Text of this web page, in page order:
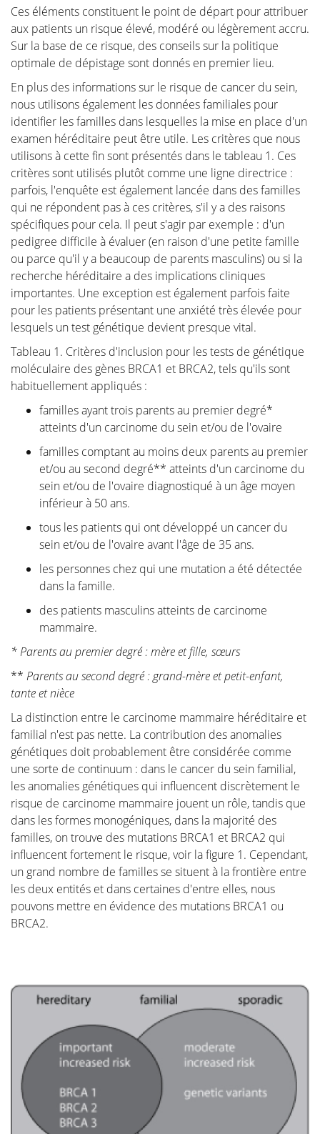
Anatomie et Physiologie
Tumeurs et maladies
Thérapie
Dans le traitement du cancer du sein, le choix de la
reconstruction doit être envisagé dès le départ. Il n'y
a pas de but plus fondamental pour notre Fondation
que de sensibiliser les patients et les chirurgiens
oncologiques à cette question. En prenant une
décision éclairée à l'avance, nous ne compromettons
pas la possibilité d'une reconstruction ultérieure sans
pour autant perdre de vue l'aspect oncologique. Bien
sûr, la survie prime et la décision du chirurgien
oncologue prévaudra toujours.
La page "Comment choisir" contient toutes les
informations que vous pouvez attendre lors d'une
première consultation avant de faire enlever la
tumeur. Cette page est très complète et votre
chirurgien plasticien ne fournira que les informations
pertinentes pour votre situation personnelle.
"L’ablation chirurgicale de la tumeur" raconte
l'histoire de l'opération elle-même. Il s'agit de
de la tumeur reste la priorité. Nous vous guidons à
travers les différentes méthodes d'exérèse. Cette
décision est souvent prise pour vous par une équipe
multidisciplinaire composée d'oncologues, de
radiologues, de pathologistes, de radiothérapeutes,
d'infirmières spécialisées en oncologie, de
gynécologues, de chirurgiens oncologiques et de
chirurgiens plasticiens.
Dans la section "Introduction à la reconstruction
mammaire", vous trouverez toutes les informations et
illustrations des différentes méthodes de
reconstruction avec les étapes correspondantes.
L'ablation chirurgicale de la tumeur
Comment choisir
Chirurgie additionnelle après la
reconstruction mammaire
Les Aspects Pratiques
Ces éléments constituent le point de départ pour attribuer
aux patients un risque élevé, modéré ou légèrement accru.
Sur la base de ce risque, des conseils sur la politique
optimale de dépistage sont donnés en premier lieu.
En plus des informations sur le risque de cancer du sein,
nous utilisons également les données familiales pour
identifier les familles dans lesquelles la mise en place d'un
examen héréditaire peut être utile. Les critères que nous
utilisons à cette fin sont présentés dans le tableau 1. Ces
critères sont utilisés plutôt comme une ligne directrice :
parfois, l'enquête est également lancée dans des familles
qui ne répondent pas à ces critères, s'il y a des raisons
spécifiques pour cela. Il peut s'agir par exemple : d'un
pedigree difficile à évaluer (en raison d'une petite famille
ou parce qu'il y a beaucoup de parents masculins) ou si la
recherche héréditaire a des implications cliniques
importantes. Une exception est également parfois faite
pour les patients présentant une anxiété très élevée pour
lesquels un test génétique devient presque vital.
Tableau 1. Critères d'inclusion pour les tests de génétique
moléculaire des gènes BRCA1 et BRCA2, tels qu'ils sont
habituellement appliqués :
familles ayant trois parents au premier degré*
atteints d'un carcinome du sein et/ou de l'ovaire
familles comptant au moins deux parents au premier
et/ou au second degré** atteints d'un carcinome du
sein et/ou de l'ovaire diagnostiqué à un âge moyen
inférieur à 50 ans.
tous les patients qui ont développé un cancer du
sein et/ou de l'ovaire avant l'âge de 35 ans.
les personnes chez qui une mutation a été détectée
dans la famille.
des patients masculins atteints de carcinome
mammaire.
* Parents au premier degré : mère et fille, sœurs
** Parents au second degré : grand-mère et petit-enfant,
tante et nièce
La distinction entre le carcinome mammaire héréditaire et
familial n'est pas nette. La contribution des anomalies
génétiques doit probablement être considérée comme
une sorte de continuum : dans le cancer du sein familial,
les anomalies génétiques qui influencent discrètement le
risque de carcinome mammaire jouent un rôle, tandis que
dans les formes monogéniques, dans la majorité des
familles, on trouve des mutations BRCA1 et BRCA2 qui
influencent fortement le risque, voir la figure 1. Cependant,
un grand nombre de familles se situent à la frontière entre
les deux entités et dans certaines d'entre elles, nous
pouvons mettre en évidence des mutations BRCA1 ou
BRCA2.